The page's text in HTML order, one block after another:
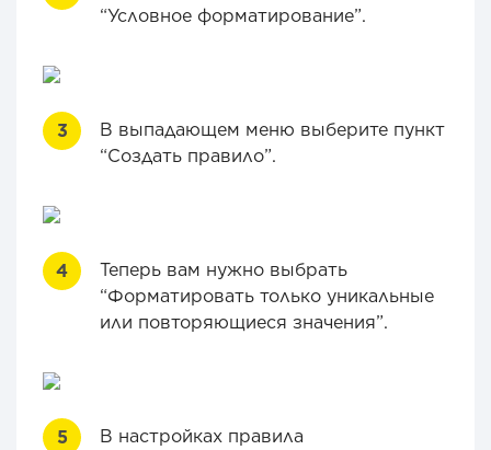
“Условное форматирование”.
В выпадающем меню выберите пункт
“Создать правило”.
Теперь вам нужно выбрать
“Форматировать только уникальные
или повторяющиеся значения”.
В настройках правила